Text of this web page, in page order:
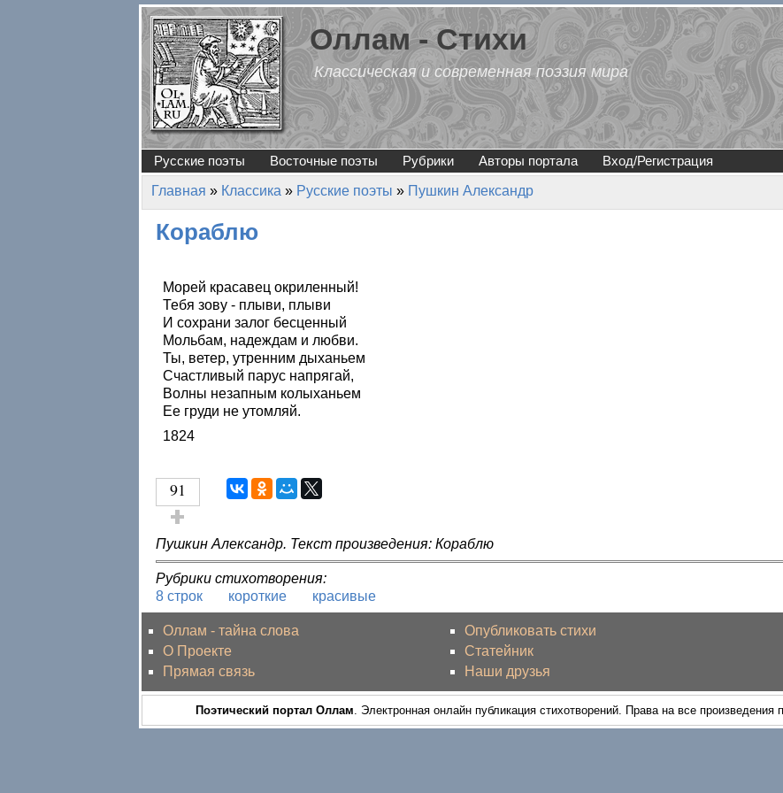
Перейти к основному содержанию
Оллам - Стихи
Классическая и современная поэзия мира
Русские поэты Восточные поэты Рубрики Авторы портала Вход/Регистрация
Вы здесь
Главная » Классика » Русские поэты » Пушкин Александр
Кораблю
Морей красавец окриленный!
Тебя зову - плыви, плыви
И сохрани залог бесценный
Мольбам, надеждам и любви.
Ты, ветер, утренним дыханьем
Счастливый парус напрягай,
Волны незапным колыханьем
Ее груди не утомляй.
1824
91
Голос за!
Пушкин Александр. Текст произведения: Кораблю
Рубрики стихотворения:
8 строк
короткие красивые
Оллам - тайна слова
О Проекте
Прямая связь
Опубликовать стихи
Статейник
Наши друзья
Поэтический портал Оллам . Электронная онлайн публикация стихотворений. Права на все